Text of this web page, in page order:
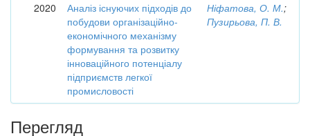
2020
Аналіз існуючих підходів до
побудови організаційно-
економічного механізму
формування та розвитку
інноваційного потенціалу
підприємств легкої
промисловості
Ніфатова, О. М.;
Пузирьова, П. В.
Перегляд